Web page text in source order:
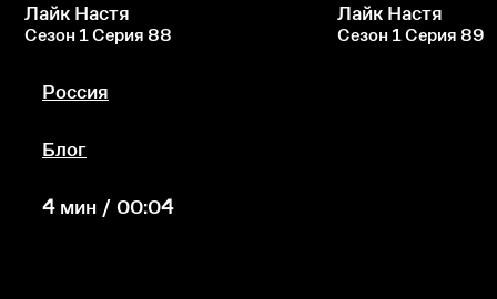
Лайк Настя
Сезон 1 Серия 88
Лайк Настя
Сезон 1 Серия 89
Россия
Блог
4 мин / 00:04